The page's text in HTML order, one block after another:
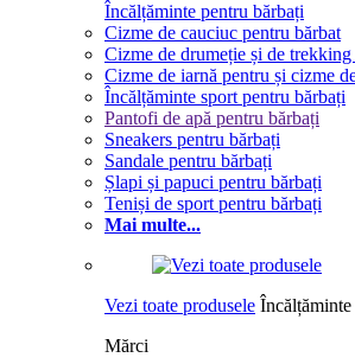
Încălțăminte pentru bărbați
Cizme de cauciuc pentru bărbat
Cizme de drumeție și de
Cizme de iarnă pentru și cizme
Încălțăminte sport pentru bărbați
Pantofi de apă pentru bărbați
Sneakers pentru bărbați
Sandale pentru bărbați
Șlapi și papuci pentru bărbați
Teniși de sport pentru bărbați
Mai multe...
Vezi toate produsele
Mărci